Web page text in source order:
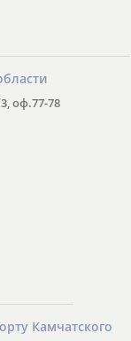
оф.77-78
Камчатского